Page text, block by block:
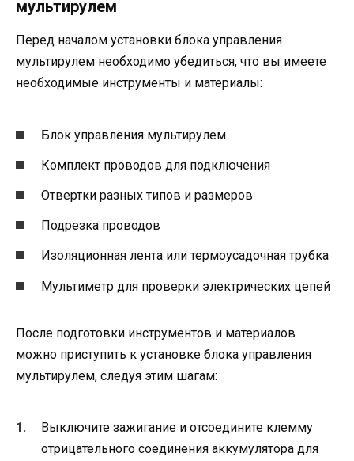
мультирулем
Перед началом установки блока управления
мультирулем необходимо убедиться, что вы имеете
необходимые инструменты и материалы:
Блок управления мультирулем
Комплект проводов для подключения
Отвертки разных типов и размеров
Подрезка проводов
Изоляционная лента или термоусадочная трубка
Мультиметр для проверки электрических цепей
После подготовки инструментов и материалов
можно приступить к установке блока управления
мультирулем, следуя этим шагам:
Выключите зажигание и отсоедините клемму
отрицательного соединения аккумулятора для